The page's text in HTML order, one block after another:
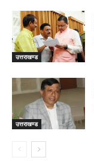
उत्तराखण्ड
उत्तराखण्ड